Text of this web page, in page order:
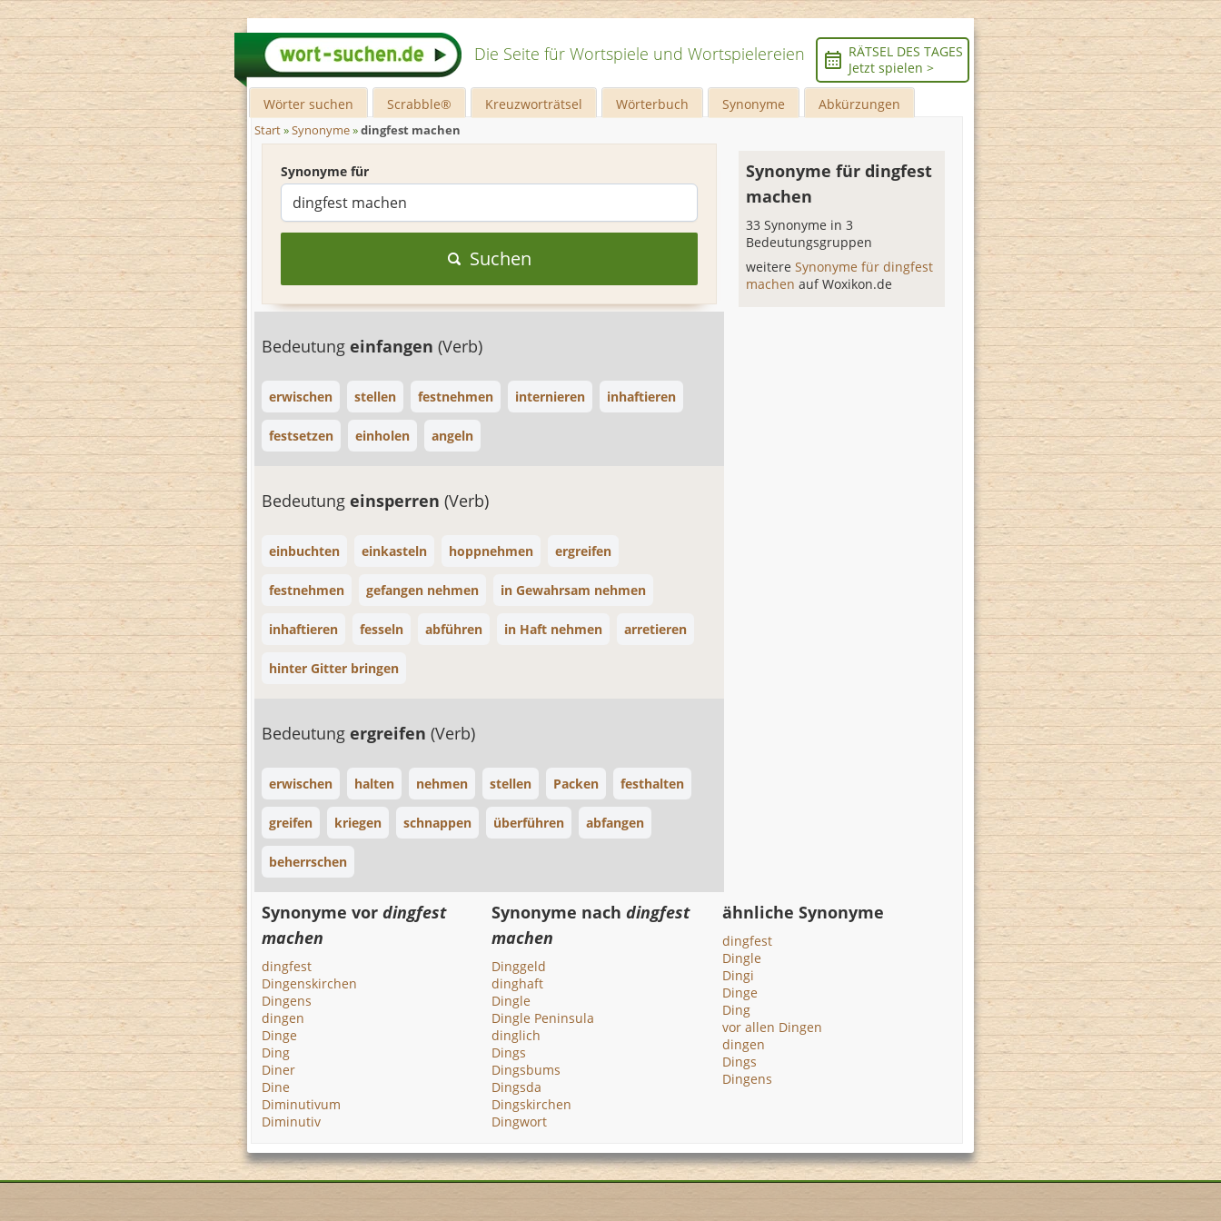
Die Seite für Wortspiele und Wortspielereien
RÄTSEL DES TAGES
Jetzt spielen >
Wörter suchen Scrabble® Kreuzworträtsel Wörterbuch Synonyme Abkürzungen
Start»Synonyme»dingfest machen
Synonyme für
Suchen
Bedeutung einfangen (Verb)
erwischen stellen festnehmen internieren inhaftieren
festsetzen einholen angeln
Bedeutung einsperren (Verb)
einbuchten einkasteln hoppnehmen ergreifen
festnehmen gefangen nehmen in Gewahrsam nehmen
inhaftieren fesseln abführen in Haft nehmen arretieren
hinter Gitter bringen
Bedeutung ergreifen (Verb)
erwischen halten nehmen stellen Packen festhalten
greifen kriegen schnappen überführen abfangen
beherrschen
Synonyme für dingfest
machen
33 Synonyme in 3
Bedeutungsgruppen
weitereSynonyme für dingfest
machenauf Woxikon.de
Synonyme vor dingfest
machen
dingfest
Dingenskirchen
Dingens
dingen
Dinge
Ding
Diner
Dine
Diminutivum
Diminutiv
Synonyme nachdingfest
machen
Dinggeld
dinghaft
Dingle
Dingle Peninsula
dinglich
Dings
Dingsbums
Dingsda
Dingskirchen
Dingwort
ähnliche Synonyme
dingfest
Dingle
Dingi
Dinge
Ding
vor allen Dingen
dingen
Dings
Dingens